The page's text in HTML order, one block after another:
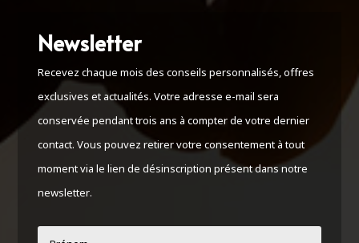
Newsletter
Recevez chaque mois des conseils personnalisés, offres
exclusives et actualités. Votre adresse e-mail sera
conservée pendant trois ans à compter de votre dernier
contact. Vous pouvez retirer votre consentement à tout
moment via le lien de désinscription présent dans notre
newsletter.